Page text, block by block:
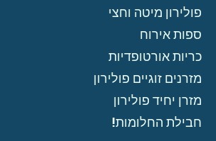
פולירון מיטה וחצי
ספות אירוח
כריות אורטופדיות
מזרנים זוגיים פולירון
מזרן יחיד פולירון
חבילת החלומות!